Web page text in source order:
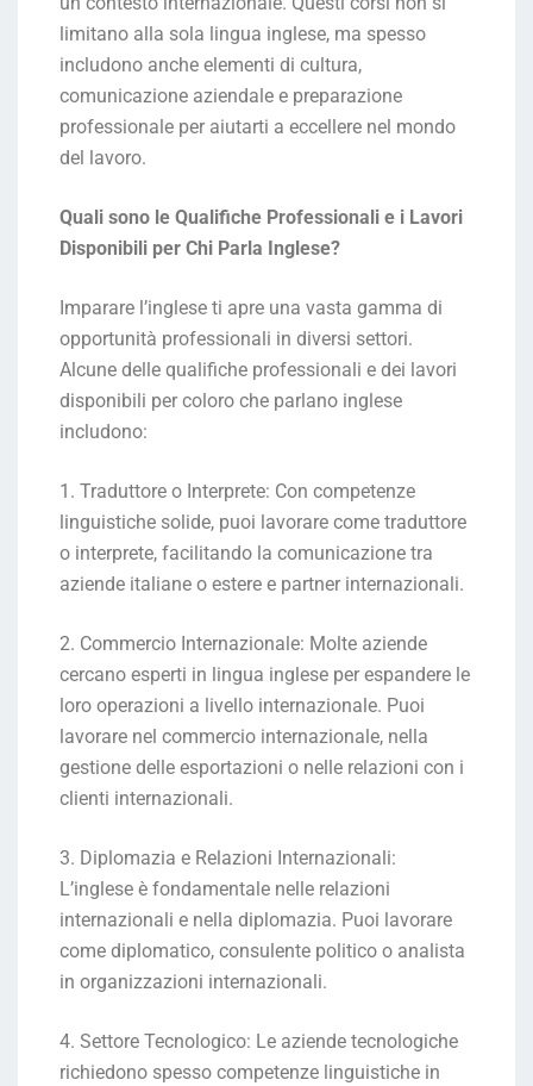
limitano alla sola lingua inglese, ma spesso
includono anche elementi di cultura,
comunicazione aziendale e preparazione
professionale per aiutarti a eccellere nel mondo
del lavoro.
Quali sono le Qualifiche Professionali e i Lavori
Disponibili per Chi Parla Inglese?
Imparare l’inglese ti apre una vasta gamma di
opportunità professionali in diversi settori.
Alcune delle qualifiche professionali e dei lavori
disponibili per coloro che parlano inglese
includono:
1. Traduttore o Interprete: Con competenze
linguistiche solide, puoi lavorare come traduttore
o interprete, facilitando la comunicazione tra
aziende italiane o estere e partner internazionali.
2. Commercio Internazionale: Molte aziende
cercano esperti in lingua inglese per espandere le
loro operazioni a livello internazionale. Puoi
lavorare nel commercio internazionale, nella
gestione delle esportazioni o nelle relazioni con i
clienti internazionali.
3. Diplomazia e Relazioni Internazionali:
L’inglese è fondamentale nelle relazioni
internazionali e nella diplomazia. Puoi lavorare
come diplomatico, consulente politico o analista
in organizzazioni internazionali.
4. Settore Tecnologico: Le aziende tecnologiche
richiedono spesso competenze linguistiche in